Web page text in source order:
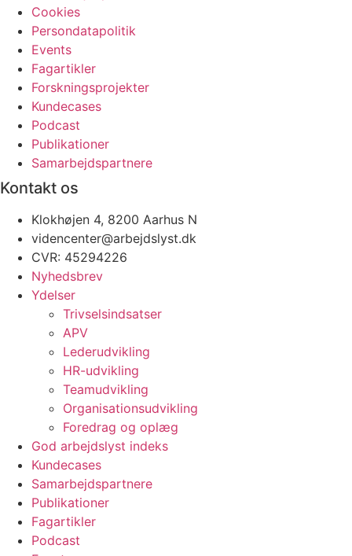
Cookies
Persondatapolitik
Events
Fagartikler
Forskningsprojekter
Kundecases
Podcast
Publikationer
Samarbejdspartnere
Kontakt os
Klokhøjen 4, 8200 Aarhus N
videncenter@arbejdslyst.dk
CVR: 45294226
Nyhedsbrev
Ydelser
Trivselsindsatser
APV
Lederudvikling
HR-udvikling
Teamudvikling
Organisationsudvikling
Foredrag og oplæg
God arbejdslyst indeks
Kundecases
Samarbejdspartnere
Publikationer
Fagartikler
Podcast